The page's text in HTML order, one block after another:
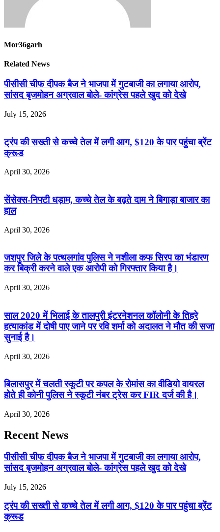
Mor36garh
Related News
पीसीसी चीफ दीपक बैज ने भाजपा में गुटबाजी का लगाया आरोप,
सांसद बृजमोहन अग्रवाल बोले- कांग्रेस पहले खुद को देखे
July 15, 2026
ट्रंप की सख्ती से कच्चे तेल में लगी आग, $120 के पार पहुंचा ब्रेंट
क्रूड
April 30, 2026
सेंसेक्स-निफ्टी धड़ाम, कच्चे तेल के बढ़ते दाम ने बिगाड़ा बाजार का
हाल
April 30, 2026
जशपुर जिले के पत्थलगांव पुलिस ने नशीला कफ सिरप का भंडारण
कर बिक्री करने वाले एक आरोपी को गिरफ्तार किया है।
April 30, 2026
साल 2020 में भिलाई के तालपुरी इंटरनेशनल कॉलोनी के तिहरे
हत्याकांड में दोषी पाए जाने पर रवि शर्मा को अदालत ने मौत की सजा
सुनाई है।
April 30, 2026
बिलासपुर में चलती स्कूटी पर कपल के रोमांस का वीडियो वायरल
होते ही कोनी पुलिस ने स्कूटी नंबर ट्रेस कर FIR दर्ज की है।
April 30, 2026
Recent News
पीसीसी चीफ दीपक बैज ने भाजपा में गुटबाजी का लगाया आरोप,
सांसद बृजमोहन अग्रवाल बोले- कांग्रेस पहले खुद को देखे
July 15, 2026
ट्रंप की सख्ती से कच्चे तेल में लगी आग, $120 के पार पहुंचा ब्रेंट
क्रूड